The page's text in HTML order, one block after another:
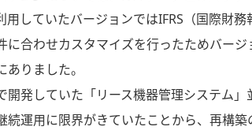
用していたバージョンではIFRS（国際財
に合わせカスタマイズを行ったためバー
りました。
開発していた「リース機器管理システム
続運用に限界がきていたことから、再構築